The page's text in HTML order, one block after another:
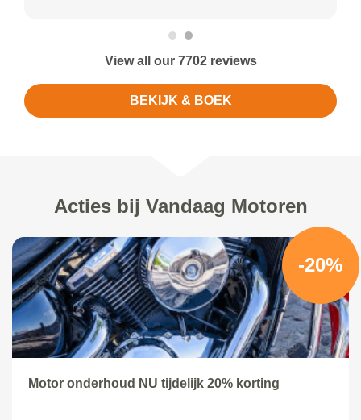
View all our 7702 reviews
BEKIJK & BOEK
Acties bij Vandaag Motoren
-20%
Motor onderhoud NU tijdelijk 20% korting